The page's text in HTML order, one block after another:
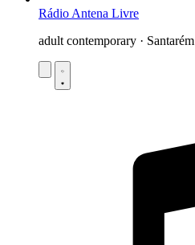
Rádio Antena Livre
adult contemporary · Santarém